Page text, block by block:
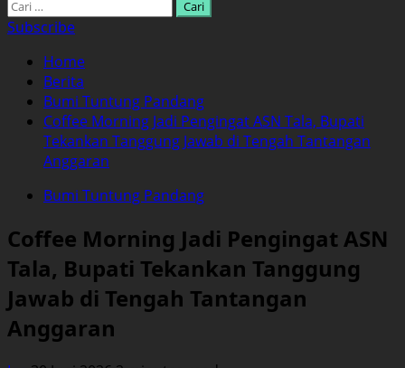
Cari
untuk:
Subscribe
Home
Berita
Bumi Tuntung Pandang
Coffee Morning Jadi Pengingat ASN Tala, Bupati
Tekankan Tanggung Jawab di Tengah Tantangan
Anggaran
Bumi Tuntung Pandang
Coffee Morning Jadi Pengingat ASN
Tala, Bupati Tekankan Tanggung
Jawab di Tengah Tantangan
Anggaran